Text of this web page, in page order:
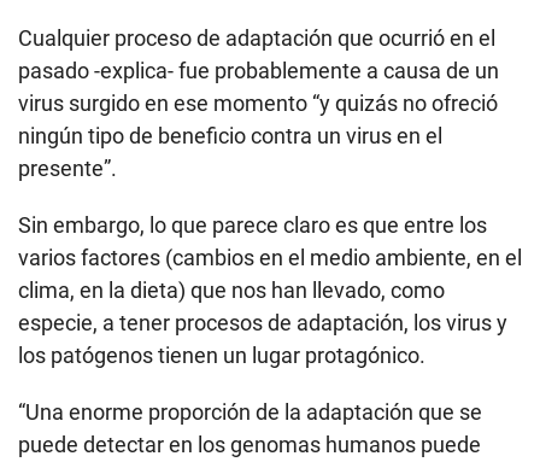
Cualquier proceso de adaptación que ocurrió en el
pasado -explica- fue probablemente a causa de un
virus surgido en ese momento “y quizás no ofreció
ningún tipo de beneficio contra un virus en el
presente”.
Sin embargo, lo que parece claro es que entre los
varios factores (cambios en el medio ambiente, en el
clima, en la dieta) que nos han llevado, como
especie, a tener procesos de adaptación, los virus y
los patógenos tienen un lugar protagónico.
“Una enorme proporción de la adaptación que se
puede detectar en los genomas humanos puede